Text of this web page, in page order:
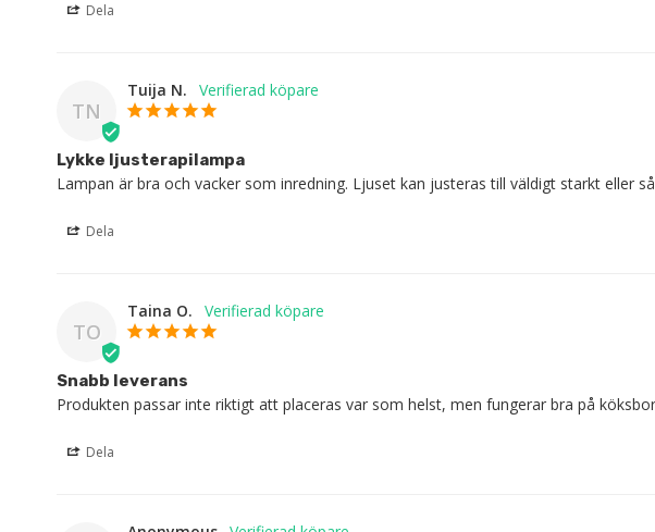
Dela
TN
Tuija N.
Lykke ljusterapilampa
Lampan är bra och vacker som inredning. Ljuset kan justeras till väldigt starkt eller
Dela
TO
Taina O.
Snabb leverans
Produkten passar inte riktigt att placeras var som helst, men fungerar bra på
Dela